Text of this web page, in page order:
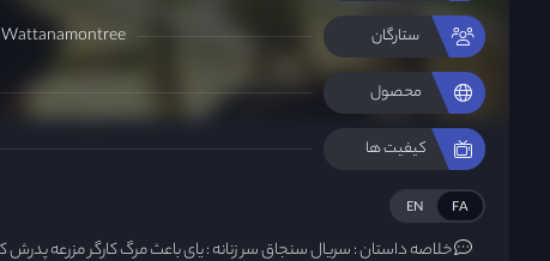
ستارگان Wattanamontree
محصول
کیفیت ها
FA
EN
خلاصه داستان :سریال سنجاق سر زنانه : یای باعث مرگ کارگر مزرعه